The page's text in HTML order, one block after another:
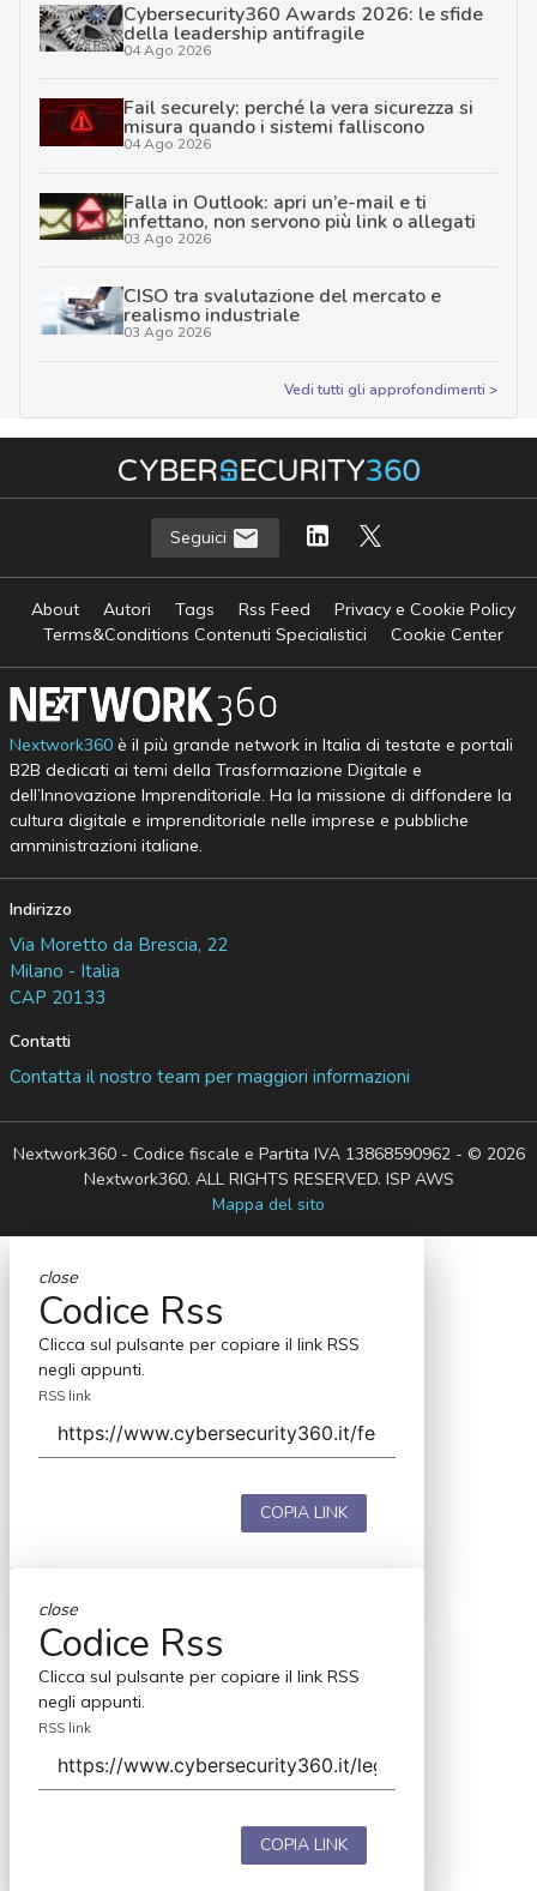
Cybersecurity360 Awards 2026: le sfide
della leadership antifragile
04 Ago 2026
Fail securely: perché la vera sicurezza si
misura quando i sistemi falliscono
04 Ago 2026
Falla in Outlook: apri un’e-mail e ti
infettano, non servono più link o allegati
03 Ago 2026
CISO tra svalutazione del mercato e
realismo industriale
03 Ago 2026
Vedi tutti gli approfondimenti >
Seguici
About Autori Tags Rss Feed
Privacy e Cookie Policy
Terms&Conditions Contenuti Specialistici
Cookie Center
Nextwork360è il più grande network in Italia di testate e portali
B2B dedicati ai temi della Trasformazione Digitale e
dell’Innovazione Imprenditoriale. Ha la missione di diffondere la
cultura digitale e imprenditoriale nelle imprese e pubbliche
amministrazioni italiane.
Indirizzo
Via Moretto da Brescia, 22
Milano - Italia
CAP 20133
Contatti
Contatta il nostro team per maggiori informazioni
Nextwork360 - Codice fiscale e Partita IVA 13868590962 - © 2026
Nextwork360. ALL RIGHTS RESERVED. ISP AWS
Mappa del sito
close
Codice Rss
Clicca sul pulsante per copiare il link RSS
negli appunti.
RSS link
COPIA LINK
close
Codice Rss
Clicca sul pulsante per copiare il link RSS
negli appunti.
RSS link
COPIA LINK